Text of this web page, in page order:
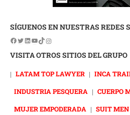
SÍGUENOS EN NUESTRAS REDES
VISITA OTROS SITIOS DEL GRUPO
| LATAM TOP LAWYER | INCA
INDUSTRIA PESQUERA | CUERPO
MUJER EMPODERADA | SUIT MEN